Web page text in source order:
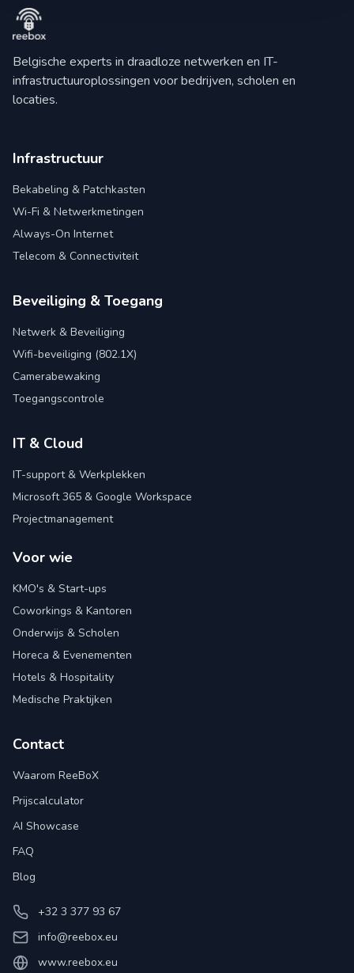
Belgische experts in draadloze netwerken en IT-
infrastructuuroplossingen voor bedrijven, scholen en
locaties.
Infrastructuur
Bekabeling & Patchkasten
Wi-Fi & Netwerkmetingen
Always-On Internet
Telecom & Connectiviteit
Beveiliging & Toegang
Netwerk & Beveiliging
Wifi-beveiliging (802.1X)
Camerabewaking
Toegangscontrole
IT & Cloud
IT-support & Werkplekken
Microsoft 365 & Google Workspace
Projectmanagement
Voor wie
KMO's & Start-ups
Coworkings & Kantoren
Onderwijs & Scholen
Horeca & Evenementen
Hotels & Hospitality
Medische Praktijken
Contact
Waarom ReeBoX
Prijscalculator
AI Showcase
FAQ
Blog
+32 3 377 93 67
info@reebox.eu
www.reebox.eu